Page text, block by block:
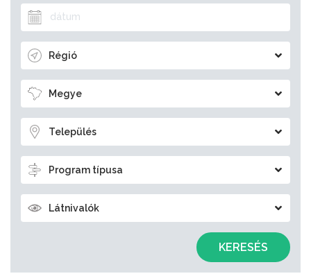
Régió
Megye
Település
Program típusa
Látnivalók
KERESÉS